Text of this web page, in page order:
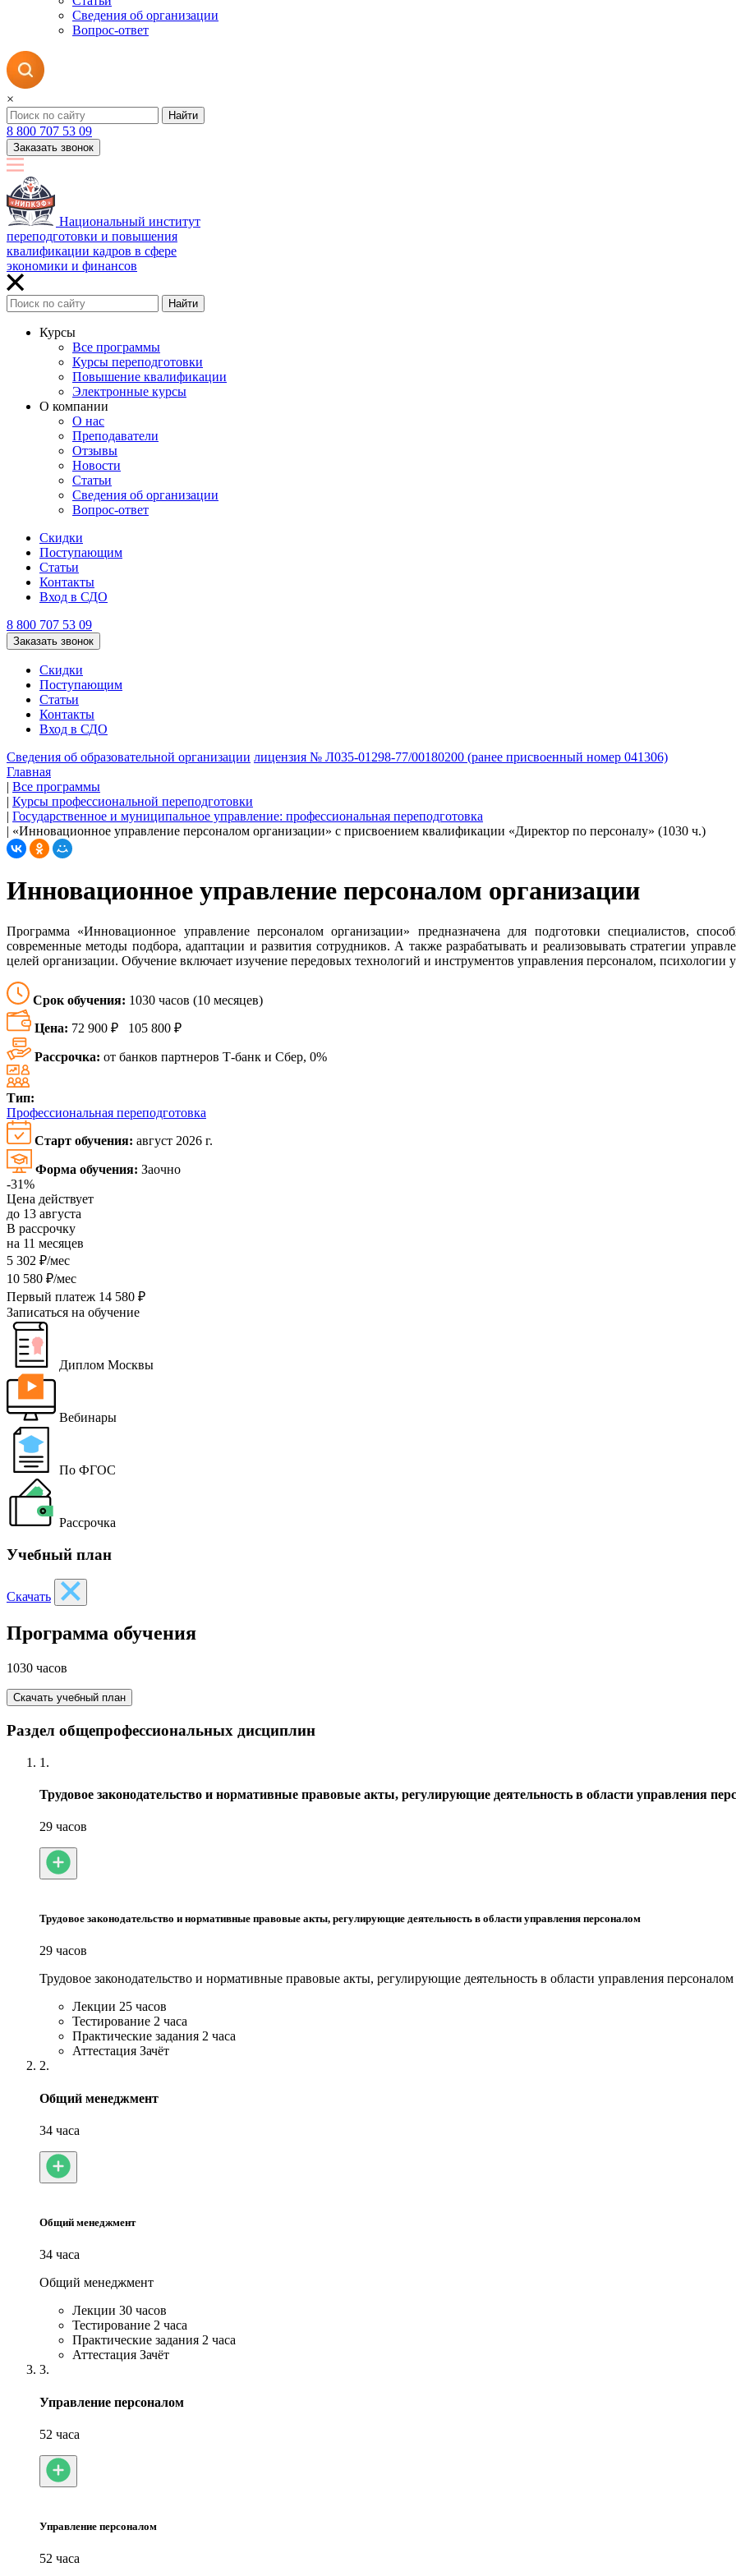
Сведения об организации
Вопрос-ответ
×
Найти
8 800 707 53 09
Заказать звонок
Национальный институт
переподготовки и повышения
квалификации кадров в сфере
экономики и финансов
Найти
Курсы
Все программы
Курсы переподготовки
Повышение квалификации
Электронные курсы
О компании
О нас
Преподаватели
Отзывы
Новости
Статьи
Сведения об организации
Вопрос-ответ
Скидки
Поступающим
Статьи
Контакты
Вход в СДО
8 800 707 53 09
Заказать звонок
Скидки
Поступающим
Статьи
Контакты
Вход в СДО
Сведения об образовательной организации лицензия № Л035-01298-77/00180200 (ранее присвоенный номер 041306)
Главная
| Все программы
| Курсы профессиональной переподготовки
| Государственное и муниципальное управление: профессиональная переподготовка
| «Инновационное управление персоналом организации» с присвоением квалификации «Директор по персоналу» (1030 ч.)
Инновационное управление персоналом организации
Программа «Инновационное управление персоналом организации» предназначена для подготовки специалистов,
современные методы подбора, адаптации и развития сотрудников. А также разрабатывать и реализовывать стратегии
целей организации. Обучение включает изучение передовых технологий и инструментов управления персоналом, психологии
Срок обучения: 1030 часов (10 месяцев)
Цена: 72 900 ₽ 105 800 ₽
Рассрочка: от банков партнеров Т-банк и Сбер, 0%
Тип:
Профессиональная переподготовка
Старт обучения: август 2026 г.
Форма обучения: Заочно
-31%
Цена действует
до 13 августа
В рассрочку
на 11 месяцев
5 302 ₽/мес
10 580 ₽/мес
Первый платеж 14 580 ₽
Записаться на обучение
Диплом Москвы
Вебинары
По ФГОС
Рассрочка
Учебный план
Скачать
Программа обучения
1030 часов
Скачать учебный план
Раздел общепрофессиональных дисциплин
1.
Трудовое законодательство и нормативные правовые акты, регулирующие деятельность в области управления
29 часов
Трудовое законодательство и нормативные правовые акты, регулирующие деятельность в области управления персоналом
29 часов
Трудовое законодательство и нормативные правовые акты, регулирующие деятельность в области управления персоналом
Лекции 25 часов
Тестирование 2 часа
Практические задания 2 часа
Аттестация Зачёт
2.
Общий менеджмент
34 часа
Общий менеджмент
34 часа
Общий менеджмент
Лекции 30 часов
Тестирование 2 часа
Практические задания 2 часа
Аттестация Зачёт
3.
Управление персоналом
52 часа
Управление персоналом
52 часа